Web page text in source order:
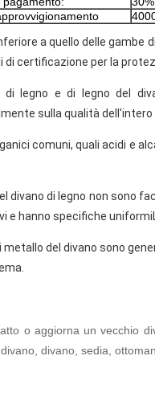
a quello delle gambe
di certificazione per la
di legno e di legno del
sulla qualità
comuni, quali acidi e
divano di legno non sono
e hanno specifiche
metallo del divano sono
o aggiorna un vecchio
divano, sedia,